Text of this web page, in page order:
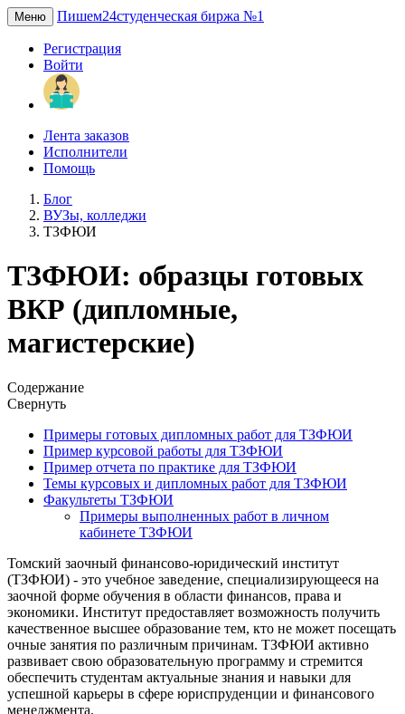
Меню Пишем24студенческая биржа №1
Регистрация
Войти
Лента заказов
Исполнители
Помощь
Блог
ВУЗы, колледжи
ТЗФЮИ
ТЗФЮИ: образцы готовых
ВКР (дипломные,
магистерские)
Содержание
Свернуть
Примеры готовых дипломных работ для ТЗФЮИ
Пример курсовой работы для ТЗФЮИ
Пример отчета по практике для ТЗФЮИ
Темы курсовых и дипломных работ для ТЗФЮИ
Факультеты ТЗФЮИ
Примеры выполненных работ в личном
кабинете ТЗФЮИ
Томский заочный финансово-юридический институт
(ТЗФЮИ) - это учебное заведение, специализирующееся на
заочной форме обучения в области финансов, права и
экономики. Институт предоставляет возможность получить
качественное высшее образование тем, кто не может посещать
очные занятия по различным причинам. ТЗФЮИ активно
развивает свою образовательную программу и стремится
обеспечить студентам актуальные знания и навыки для
успешной карьеры в сфере юриспруденции и финансового
менеджмента.